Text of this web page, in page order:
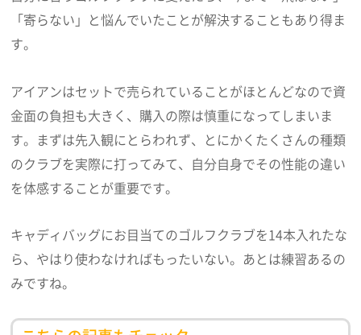
「寄らない」と悩んでいたことが解決することもあり得ま
す。
アイアンはセットで売られていることがほとんどなので資
金面の負担も大きく、購入の際は慎重になってしまいま
す。まずは先入観にとらわれず、とにかくたくさんの種類
のクラブを実際に打ってみて、自分自身でその性能の違い
を体感することが重要です。
キャディバッグにお目当てのゴルフクラブを14本入れたな
ら、やはり使わなければもったいない。あとは練習あるの
みですね。